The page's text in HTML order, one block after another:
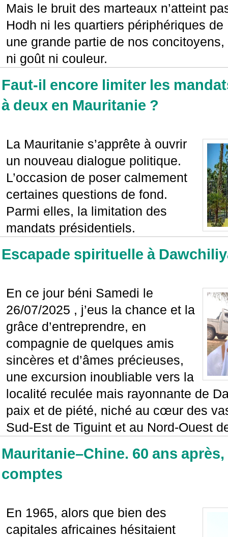
Mais le bruit des marteaux n’atteint
Hodh ni les quartiers périphériques
une grande partie de nos concitoyens,
ni goût ni couleur.
Faut-il encore limiter les
à deux en Mauritanie ?
La Mauritanie s’apprête à ouvrir
un nouveau dialogue politique.
L’occasion de poser calmement
certaines questions de fond.
Parmi elles, la limitation des
mandats présidentiels.
Escapade spirituelle à
En ce jour béni Samedi le
26/07/2025 , j’eus la chance et la
grâce d’entreprendre, en
compagnie de quelques amis
sincères et d’âmes précieuses,
une excursion inoubliable vers la
localité reculée mais rayonnante de
paix et de piété, niché au cœur des
Sud-Est de Tiguint et au Nord-Ouest
Mauritanie–Chine. 60 ans après,
comptes
En 1965, alors que bien des
capitales africaines hésitaient